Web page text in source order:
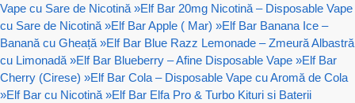
Vape cu Sare de Nicotină »Elf Bar 20mg Nicotină – Disposable Vape
cu Sare de Nicotină »Elf Bar Apple ( Mar) »Elf Bar Banana Ice –
Banană cu Gheață »Elf Bar Blue Razz Lemonade – Zmeură Albastră
cu Limonadă »Elf Bar Blueberry – Afine Disposable Vape »Elf Bar
Cherry (Cirese) »Elf Bar Cola – Disposable Vape cu Aromă de Cola
»Elf Bar cu Nicotină »Elf Bar Elfa Pro & Turbo Kituri si Baterii